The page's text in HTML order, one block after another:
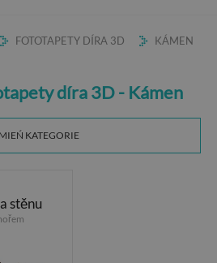
FOTOTAPETY DÍRA 3D
KÁMEN
díra 3D - Kámen
KATEGORIE
stěnu